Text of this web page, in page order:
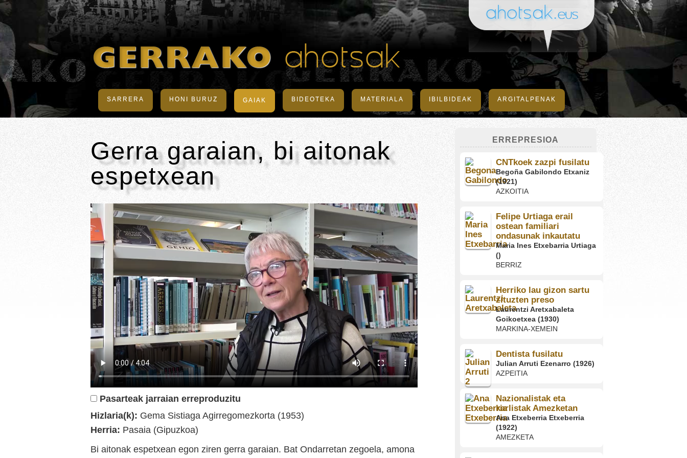
SARRERA HONI BURUZ GAIAK BIDEOTEKA MATERIALA IBILBIDEAK ARGITALPENAK
Gerra garaian, bi aitonak
espetxean
Pasarteak jarraian erreproduzitu
Hizlaria(k): Gema Sistiaga Agirregomezkorta (1953)
Herria: Pasaia (Gipuzkoa)
Bi aitonak espetxean egon ziren gerra garaian. Bat Ondarretan zegoela, amona
ERREPRESIOA
CNTkoek zazpi fusilatu
Begoña Gabilondo Etxaniz
(1921)
AZKOITIA
Felipe Urtiaga erail
ostean familiari
ondasunak inkautatu
Maria Ines Etxebarria Urtiaga
()
BERRIZ
Herriko lau gizon sartu
zituzten preso
Laurentzi Aretxabaleta
Goikoetxea (1930)
MARKINA-XEMEIN
Dentista fusilatu
Julian Arruti Ezenarro (1926)
AZPEITIA
Nazionalistak eta
karlistak Amezketan
Ana Etxeberria Etxeberria
(1922)
AMEZKETA